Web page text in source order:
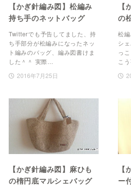
【かぎ針編み図】松編み
持ち手のネットバッグ
Twitterでも予告してました、持
ち手部分が松編みになったネッ
ト編みのバッグ、編み図書けま
した＾＾ 実際…
2016年7月25日
の
松
シ
っ
こ
【かぎ針編み図】麻ひも
の楕円底マルシェバッグ
ー